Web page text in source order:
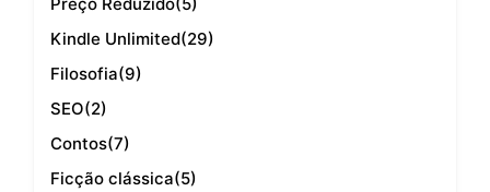
Preço Reduzido(5)
Kindle Unlimited(29)
Filosofia(9)
SEO(2)
Contos(7)
Ficção clássica(5)